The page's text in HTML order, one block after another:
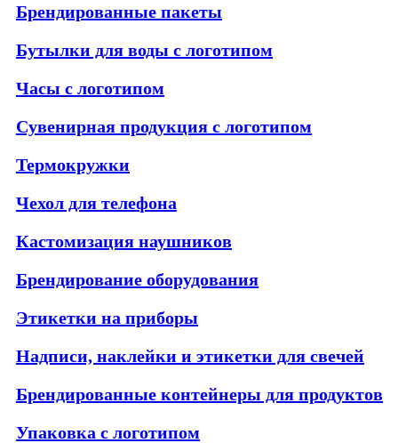
Брендированные пакеты
Бутылки для воды с логотипом
Часы с логотипом
Сувенирная продукция с логотипом
Термокружки
Чехол для телефона
Кастомизация наушников
Брендирование оборудования
Этикетки на приборы
Надписи, наклейки и этикетки для свечей
Брендированные контейнеры для продуктов
Упаковка с логотипом